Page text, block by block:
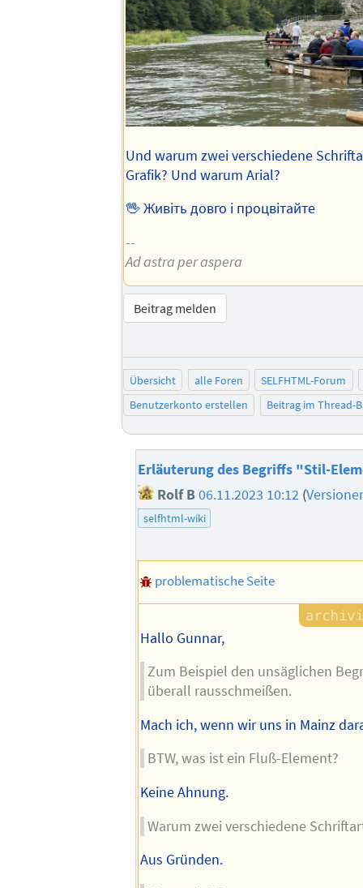
Und warum zwei verschiedene
Grafik? Und warum Arial?
🖖 Живіть довго і процвітайте
--
Ad astra per aspera
Beitrag melden
Übersicht alle Foren
SELFHTML-Forum
Benutzerkonto erstellen
Beitrag im Thread-
Erläuterung des Begriffs "Stil-
Rolf B06.11.2023 10:12 (
selfhtml-wiki
problematische Seite
Hallo Gunnar,
Zum Beispiel den unsäglichen
überall rausschmeißen.
Mach ich, wenn wir uns in Mainz
BTW, was ist ein Fluß-Element?
Keine Ahnung.
Warum zwei verschiedene
Aus Gründen.